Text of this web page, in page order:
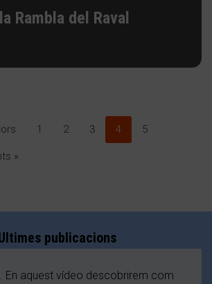
Rambla del Raval
1 2 3 4 5
»
publicacions
En aquest vídeo descobrirem com